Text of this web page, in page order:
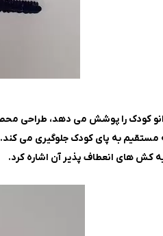
مستقیم به پای کودک جلوگیری می کند.
کش های انعطاف پذیر آن اشاره کرد.